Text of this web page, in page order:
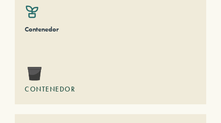
Contenedor
CONTENEDOR